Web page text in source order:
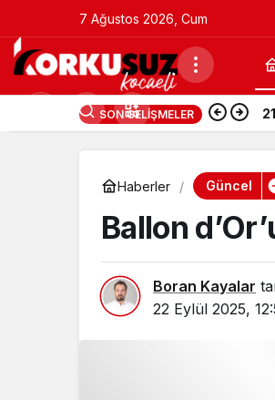
7 Ağustos 2026, Cum
SON GELIŞMELER
Haberler Güncel
Ballon
Boran Kayalar
22 Eylül 2025,